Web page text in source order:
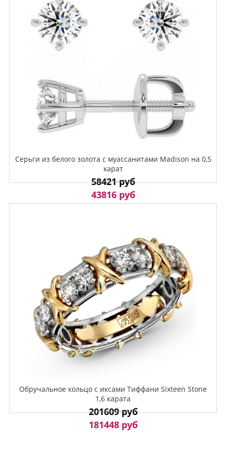
Серьги из белого золота с муассанитами Madison на 0,5
карат
58421 руб
43816 руб
Обручальное кольцо с иксами Тиффани Sixteen Stone
1,6 карата
201609 руб
181448 руб